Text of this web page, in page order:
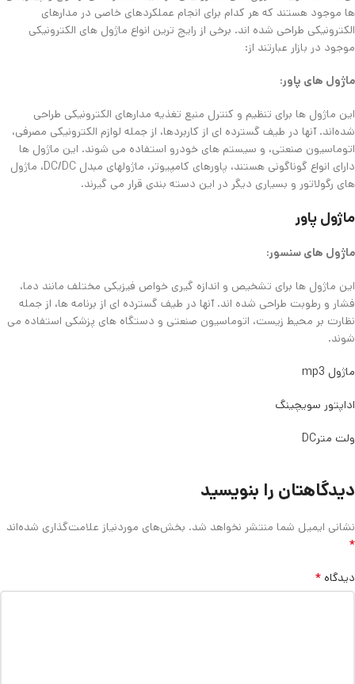
ها موجود هستند که هر کدام برای انجام عملکردهای خاصی در مدارهای
الکترونیکی طراحی شده اند. برخی از رایج ترین انواع ماژول های الکترونیکی
موجود در بازار عبارتند از:
ماژول های پاور:
این ماژول ها برای تنظیم و کنترل منبع تغذیه مدارهای الکترونیکی طراحی
شده‌اند. آنها در طیف گسترده ای از کاربردها، از جمله لوازم الکترونیکی مصرفی،
اتوماسیون صنعتی، و سیستم های خودرو استفاده می شوند. این ماژول ها
دارای انواع گوناگونی هستند، پاورهای کامپیوتر، ماژولهای مبدل DC/DC، ماژول
های رگولاتور و بسیاری دیگر در این دسته بندی قرار می گیرند.
ماژول پاور
ماژول های سنسور:
این ماژول ها برای تشخیص و اندازه گیری خواص فیزیکی مختلف مانند دما،
فشار و رطوبت طراحی شده اند. آنها در طیف گسترده ای از برنامه ها، از جمله
نظارت بر محیط زیست، اتوماسیون صنعتی و دستگاه های پزشکی استفاده می
شوند.
ماژول mp3
اداپتور سویچینگ
ولت مترDC
دیدگاهتان را بنویسید
نشانی ایمیل شما منتشر نخواهد شد. بخش‌های موردنیاز علامت‌گذاری شده‌اند
*
دیدگاه *